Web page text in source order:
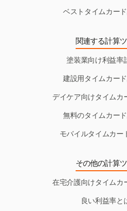
ベストタイムカー
関連する計算
塗装業向け利益率
建設用タイムカー
デイケア向けタイムカ
無料のタイムカー
モバイルタイムカー
その他の計算
在宅介護向けタイムカ
良い利益率と